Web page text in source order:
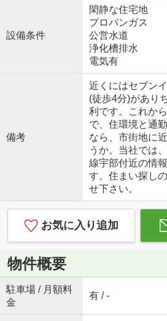
設備条件
閑静な住宅地
プロパンガス
公営水道
浄化槽排水
電気有
備考
近くにはセブン
(徒歩4分)があり
利です。これか
で、住環境と通
なら、市街地に
うか。当社では
線宇部付近の情
す。住まい探し
せ下さい。
お気に入り追加
物件概要
駐車場 / 月額料
金
有 / -